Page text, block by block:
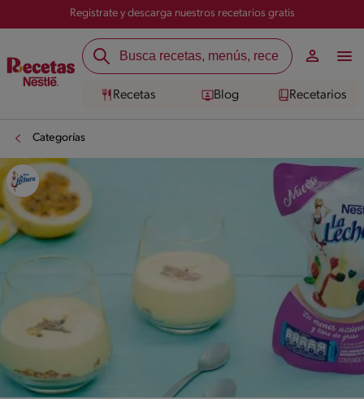
Registrate y descarga nuestros recetarios gratis
Recetas Blog Recetarios
Categorías